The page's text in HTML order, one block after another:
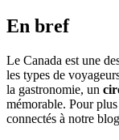
En bref
Le Canada est une
les types de
la gastronomie, un
mémorable. Pour
connectés à notre